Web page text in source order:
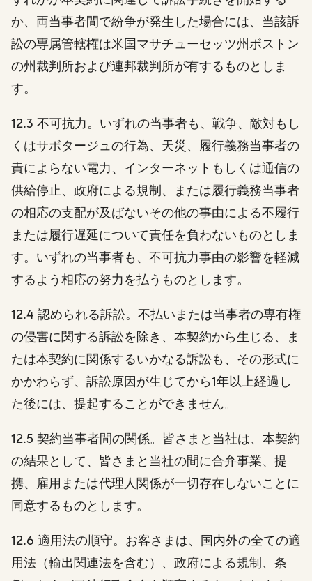
か、両当事者間で紛争が発生した場合には、当該訴
訟の専属管轄権は米国マサチューセッツ州ボストン
の州裁判所および連邦裁判所が有するものとしま
す。
12.3 不可抗力。いずれの当事者も、戦争、敵対もし
くはサボタージュの行為、天災、履行義務当事者の
責によらない電力、インターネットもしくは通信の
供給停止、政府による規制、または履行義務当事者
の相応の支配が及ばないその他の事由による不履行
または履行遅延について責任を負わないものとしま
す。いずれの当事者も、不可抗力事由の影響を軽減
するよう相応の努力を払うものとします。
12.4 認められる訴訟。不払いまたは当事者の専有権
の侵害に関する訴訟を除き、本契約から生じる、ま
たは本契約に関係するいかなる訴訟も、その形式に
かかわらず、訴訟原因が生じてから1年以上経過し
た後には、提起することができません。
12.5 契約当事者間の関係。 皆さまと当社は、本契約
の結果として、皆さまと当社の間に合弁事業、提
携、雇用または代理人関係が一切存在しないことに
同意するものとします。
12.6 適用法の順守。 お客さまは、国内外の全ての適
用法（輸出関連法を含む）、政府による規制、条